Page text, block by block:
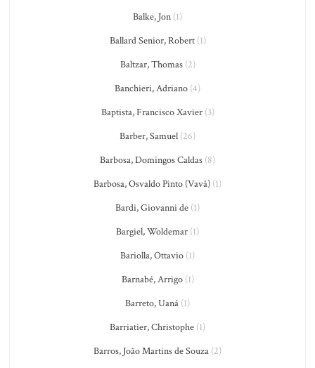
Balke, Jon (1)
Ballard Senior, Robert(1)
Baltzar, Thomas(2)
Banchieri, Adriano (4)
Baptista, Francisco Xavier(3)
Barber, Samuel (26)
Barbosa, Domingos Caldas (8)
Barbosa, Osvaldo Pinto (Vavá) (1)
Bardi, Giovanni de (1)
Bargiel, Woldemar (1)
Bariolla, Ottavio (1)
Barnabé, Arrigo(1)
Barreto, Uaná (1)
Barriatier, Christophe (1)
Barros, João Martins de Souza (2)